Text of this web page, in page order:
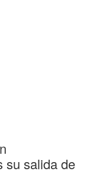
su salida de